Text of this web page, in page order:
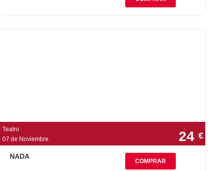
Teatro
07 de Noviembre
24 €
NADA
COMPRAR